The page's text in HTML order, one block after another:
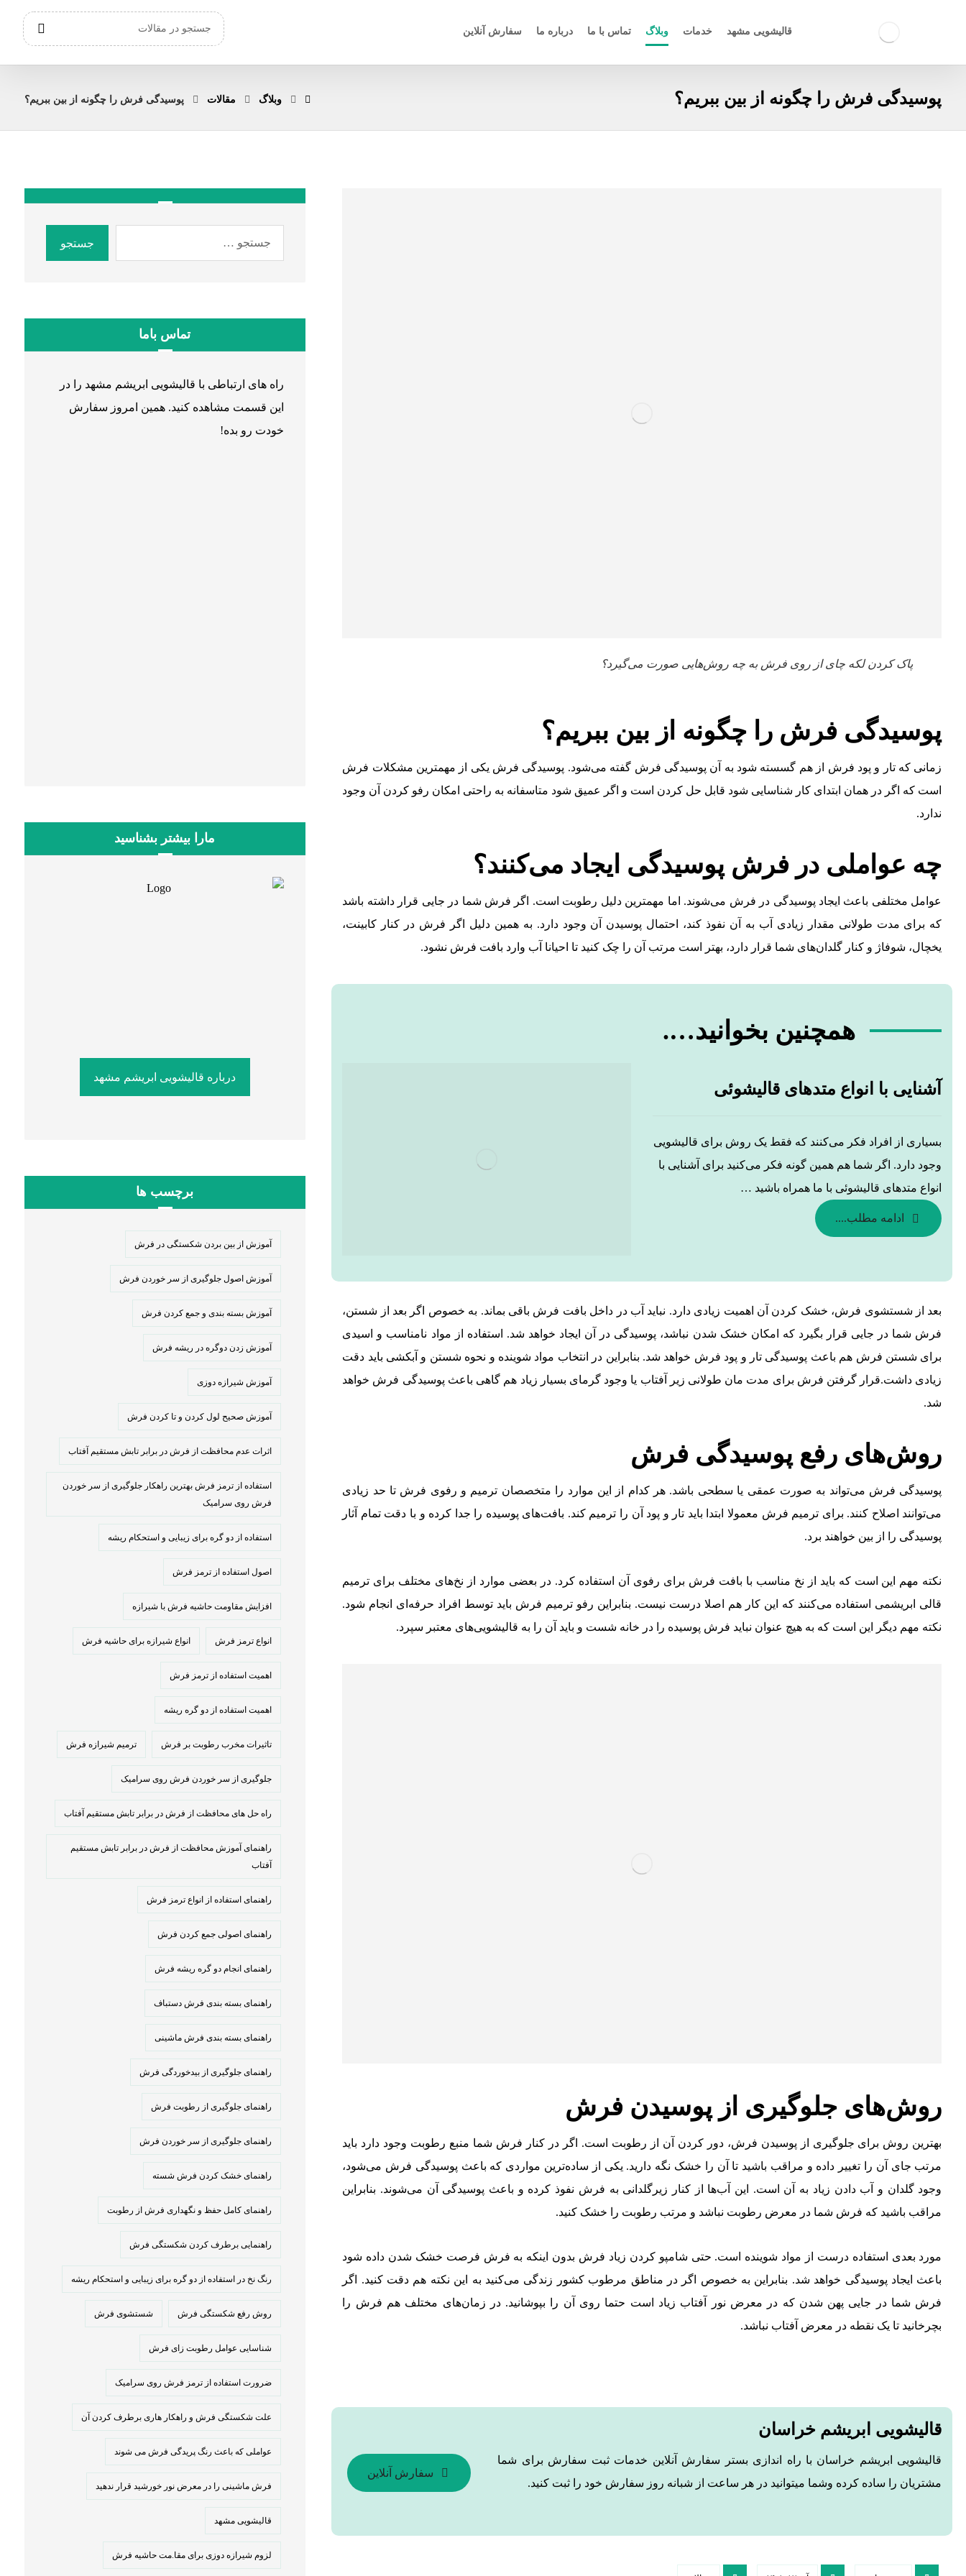
قالیشویی مشهد خدمات وبلاگ تماس با ما درباره ما سفارش آنلاین
پوسیدگی فرش را چگونه از بین ببریم؟ وبلاگ مقالات پوسیدگی فرش را چگونه از بین ببریم؟
پاک کردن لکه چای از روی فرش به چه روش‌هایی صورت می‌گیرد؟
پوسیدگی فرش را چگونه از بین ببریم؟
زمانی که تار و پود فرش از هم گسسته شود به آن پوسیدگی فرش گفته می‌شود. پوسیدگی فرش یکی از مهمترین مشکلات فرش
است که اگر در همان ابتدای کار شناسایی شود قابل حل کردن است و اگر عمیق شود متاسفانه به راحتی امکان رفو کردن آن وجود
ندارد.
چه عواملی در فرش پوسیدگی ایجاد می‌کنند؟
عوامل مختلفی باعث ایجاد پوسیدگی در فرش می‌شوند. اما مهمترین دلیل رطوبت است. اگر فرش شما در جایی قرار داشته باشد
که برای مدت طولانی مقدار زیادی آب به آن نفوذ کند، احتمال پوسیدن آن وجود دارد. به همین دلیل اگر فرش در کنار کابینت،‌
یخچال،‌ شوفاژ و کنار گلدان‌های شما قرار دارد، بهتر است مرتب آن را چک کنید تا احیانا آب وارد بافت فرش نشود.
همچنین بخوانید….
آشنایی با انواع متد‌های قالیشوئی
بسیاری از افراد فکر می‌کنند که فقط یک روش برای قالیشویی
وجود دارد. اگر شما هم همین گونه فکر می‌کنید برای آشنایی با
انواع متد‌های قالیشوئی با ما همراه باشید …
ادامه مطلب....
بعد از شستشوی فرش، خشک کردن آن اهمیت زیادی دارد. نباید آب در داخل بافت فرش باقی بماند. به خصوص اگر بعد از شستن،
فرش شما در جایی قرار بگیرد که امکان خشک شدن نباشد، پوسیدگی در آن ایجاد خواهد شد. استفاده از مواد نامناسب و اسیدی
برای شستن فرش هم باعث پوسیدگی تار و پود فرش خواهد شد. بنابراین در انتخاب مواد شوینده و نحوه شستن و آبکشی باید دقت
زیادی داشت.قرار گرفتن فرش برای مدت مان طولانی زیر آفتاب یا وجود گرمای بسیار زیاد هم گاهی باعث پوسیدگی فرش خواهد
شد.
روش‌های رفع پوسیدگی فرش
پوسیدگی فرش می‌تواند به صورت عمقی یا سطحی باشد. هر کدام از این موارد را متخصصان ترمیم و رفوی فرش تا حد زیادی
می‌توانند اصلاح کنند. برای ترمیم فرش معمولا ابتدا باید تار و پود آن را ترمیم کند. بافت‌های پوسیده را جدا کرده و با دقت تمام آثار
پوسیدگی را از بین خواهند برد.
نکته مهم این است که باید از نخ مناسب با بافت فرش برای رفوی آن استفاده کرد. در بعضی موارد از نخ‌های مختلف برای ترمیم
قالی ابریشمی استفاده می‌کنند که این کار هم اصلا درست نیست. بنابراین رفو ترمیم فرش باید توسط افراد حرفه‌ای انجام شود.
نکته مهم دیگر این است که به هیچ عنوان نباید فرش پوسیده را در خانه شست و باید آن را به قالیشویی‌های معتبر سپرد.
روش‌های جلوگیری از پوسیدن فرش
بهترین روش برای جلوگیری از پوسیدن فرش، دور کردن آن از رطوبت است. اگر در کنار فرش شما منبع رطوبت وجود دارد باید
مرتب جای آن را تغییر داده و مراقب باشید تا آن را خشک نگه دارید. یکی از ساده‌ترین مواردی که باعث پوسیدگی فرش می‌شود،‌
وجود گلدان و آب دادن زیاد به آن است. این آب‌ها از کنار زیرگلدانی به فرش نفوذ کرده و باعث پوسیدگی آن می‌شوند. بنابراین
مراقب باشید که فرش شما در معرض رطوبت نباشد و مرتب رطوبت را خشک کنید.
مورد بعدی استفاده درست از مواد شوینده است. حتی شامپو کردن زیاد فرش بدون اینکه به فرش فرصت خشک شدن داده شود
باعث ایجاد پوسیدگی خواهد شد. بنابراین به خصوص اگر در مناطق مرطوب کشور زندگی می‌کنید به این نکته هم دقت کنید. اگر
فرش شما در جایی پهن شدن که در معرض نور آفتاب زیاد است حتما روی آن را بپوشانید. در زمان‌های مختلف هم فرش را
بچرخانید تا یک نقطه در معرض آفتاب نباشد.
قالیشویی ابریشم خراسان
قالیشویی ابریشم خراسان با راه اندازی بستر سفارش آنلاین خدمات ثبت سفارش برای شما
مشتریان را ساده کرده وشما میتوانید در هر ساعت از شبانه روز سفارش خود را ثبت کنید.
سفارش آنلاین
تماس باما
راه های ارتباطی با قالیشویی ابریشم مشهد را در
این قسمت مشاهده کنید. همین امروز سفارش
خودت رو بده!
مارا بیشتر بشناسید
درباره قالیشویی ابریشم مشهد
برچسب ها
آموزش از بین بردن شکستگی در فرش
آموزش اصول جلوگیری از سر خوردن فرش
آموزش بسته بندی و جمع کردن فرش
آموزش زدن دوگره در ریشه فرش
آموزش شیرازه دوزی
آموزش صحیح لول کردن و تا کردن فرش
اثرات عدم محافظت از فرش در برابر تابش مستقیم آفتاب
استفاده از ترمز فرش بهترین راهکار جلوگیری از سر خوردن
فرش روی سرامیک
استفاده از دو گره برای زیبایی و استحکام ریشه
اصول استفاده از ترمز فرش
افزایش مقاومت حاشیه فرش با شیرازه
انواع ترمز فرش انواع شیرازه برای حاشیه فرش
اهمیت استفاده از ترمز فرش
اهمیت استفاده از دو گره ریشه
تاثیرات مخرب رطوبت بر فرش ترمیم شیرازه فرش
جلوگیری از سر خوردن فرش روی سرامیک
راه حل های محافظت از فرش در برابر تابش مستقیم آفتاب
راهنمای آموزش محافظت از فرش در برابر تابش مستقیم
آفتاب
راهنمای استفاده از انواع ترمز فرش
راهنمای اصولی جمع کردن فرش
راهنمای انجام دو گره ریشه فرش
راهنمای بسته بندی فرش دستباف
راهنمای بسته بندی فرش ماشینی
راهنمای جلوگیری از بیدخوردگی فرش
راهنمای جلوگیری از رطوبت فرش
راهنمای جلوگیری از سر خوردن فرش
راهنمای خشک کردن فرش شسته
راهنمای کامل حفظ و نگهداری فرش از رطوبت
راهنمایی برطرف کردن شکستگی فرش
رنگ نخ در استفاده از دو گره برای زیبایی و استحکام ریشه
روش رفع شکستگی فرش شستشوی فرش
شناسایی عوامل رطوبت زای فرش
ضرورت استفاده از ترمز فرش روی سرامیک
علت شکستگی فرش و راهکار هاری برطرف کردن آن
عواملی که باعث رنگ پریدگی فرش می شوند
فرش ماشینی را در معرض نور خورشید قرار ندهید
قالیشویی مشهد
لزوم شیرازه دوزی برای مقا.مت حاشیه فرش